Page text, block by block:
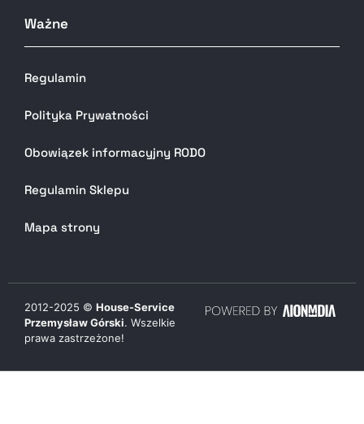
Ważne
Regulamin
Polityka Prywatności
Obowiązek informacyjny RODO
Regulamin Sklepu
Mapa strony
2012-2025 © House-Service
Przemysław Górski. Wszelkie
prawa zastrzeżone!